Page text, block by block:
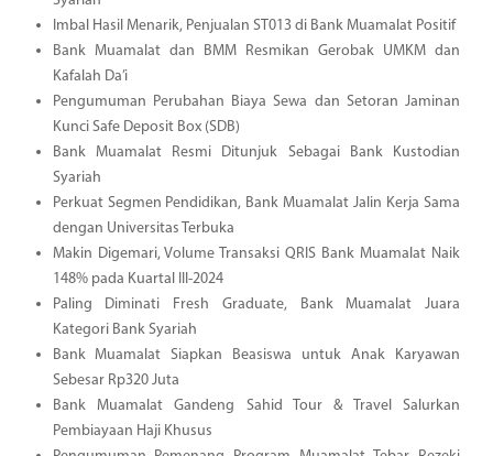
Imbal Hasil Menarik, Penjualan ST013 di Bank Muamalat Positif
Bank Muamalat dan BMM Resmikan Gerobak UMKM dan
Kafalah Da’i
Pengumuman Perubahan Biaya Sewa dan Setoran Jaminan
Kunci Safe Deposit Box (SDB)
Bank Muamalat Resmi Ditunjuk Sebagai Bank Kustodian
Syariah
Perkuat Segmen Pendidikan, Bank Muamalat Jalin Kerja Sama
dengan Universitas Terbuka
Makin Digemari, Volume Transaksi QRIS Bank Muamalat Naik
148% pada Kuartal III-2024
Paling Diminati Fresh Graduate, Bank Muamalat Juara
Kategori Bank Syariah
Bank Muamalat Siapkan Beasiswa untuk Anak Karyawan
Sebesar Rp320 Juta
Bank Muamalat Gandeng Sahid Tour & Travel Salurkan
Pembiayaan Haji Khusus